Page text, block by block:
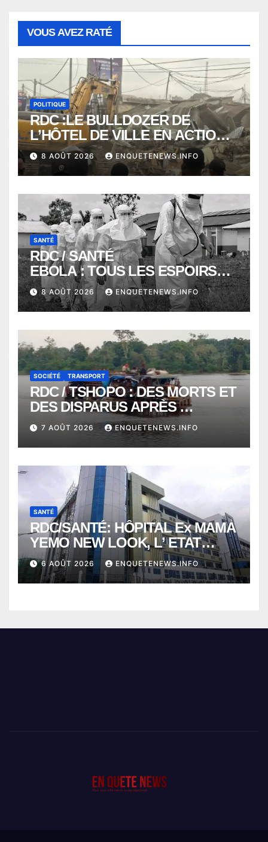
VOUS AVEZ RATÉ
POLITIQUE
RDC :LE BULLDOZER DE
L’HÔTEL DE VILLE EN ACTION
POUR DEGAGER LA VOIE
PUBLIQUE en action DANS LA
COMMUNE DE NGALIEMA
8 AOÛT 2026 ENQUETENEWS.INFO
SANTÉ
RDC / SANTÉ
EBOLA : TOUS LES ESPOIRS
VONT VERS SEPTEMBRE
ALORS QUE L’ÉPIDÉMIE TEND
VERS 2000 DÉCÈS
8 AOÛT 2026 ENQUETENEWS.INFO
SOCIÉTÉ TRANSPORT
RDC / TSHOPO : DES MORTS ET
DES DISPARUS APRÈS
NAUFRAGE D’UNE BALEINIERE
À QUELQUES KILOMÈTRES DE
KISANGANI
7 AOÛT 2026 ENQUETENEWS.INFO
SANTÉ
RDC/SANTÉ: HÔPITAL Ex MAMA
YEMO NEW LOOK, L’ ETAT
PERD LE CONTROLE
6 AOÛT 2026 ENQUETENEWS.INFO